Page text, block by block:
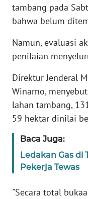
tambang pada
bahwa belum
Namun, evaluasi
penilaian
Direktur Jenderal
Winarno,
lahan tambang,
59 hektar dinilai
Baca Juga:
Ledakan Gas
Pekerja Tewas
"Secara total
DISCLAIMER
News
WN
SUMUT
JAKARTA
WN